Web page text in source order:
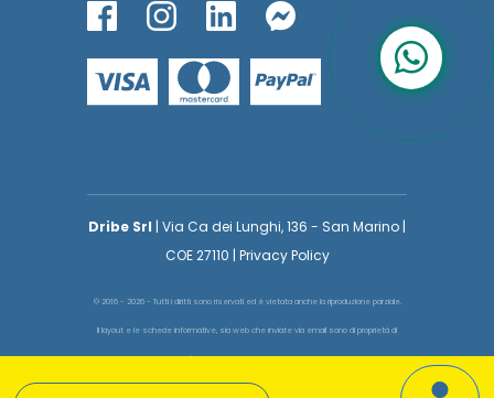
Dribe Srl | Via Ca dei Lunghi, 136 - San Marino |
COE 27110 | Privacy Policy
© 2016 - 2026 - Tutti i diritti sono riservati ed è vietata anche la riproduzione parziale.
Il layout e le schede informative, sia web che inviate via email sono di proprietà di
voglioinsegnare.it pertanto è fatto assoluto divieto replicare o copiare parte del layout
e dei contenuti